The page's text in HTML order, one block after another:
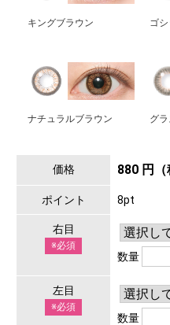
キングブラウン ゴ
ナチュラルブラウン グ
価格 880 円（
ポイント 8pt
右目
※必須
数量
左目
※必須
数量